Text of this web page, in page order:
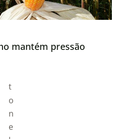
mantém pressão